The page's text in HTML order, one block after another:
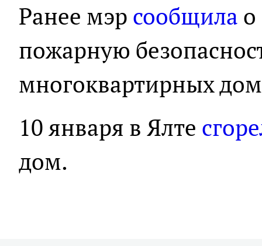
Ранее мэр сообщила
пожарную
многоквартирных
10 января в Ялте
дом.